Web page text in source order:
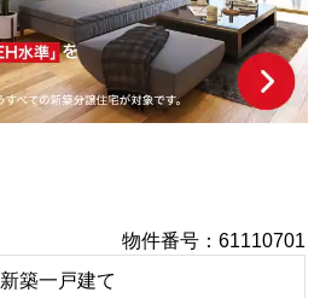
物件番号 ：61110701
新築一戸建て